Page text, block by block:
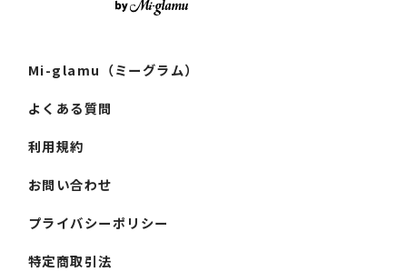
Mi-glamu（ミーグラム）
よくある質問
利用規約
お問い合わせ
プライバシーポリシー
特定商取引法